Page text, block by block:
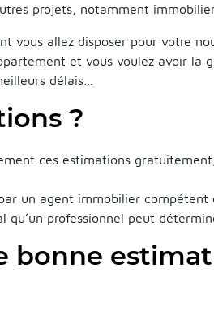
projets, notamment
vous allez disposer pour votre
et vous voulez avoir la
délais…
?
ces estimations gratuitement,
un agent immobilier
qu’un professionnel peut
bonne